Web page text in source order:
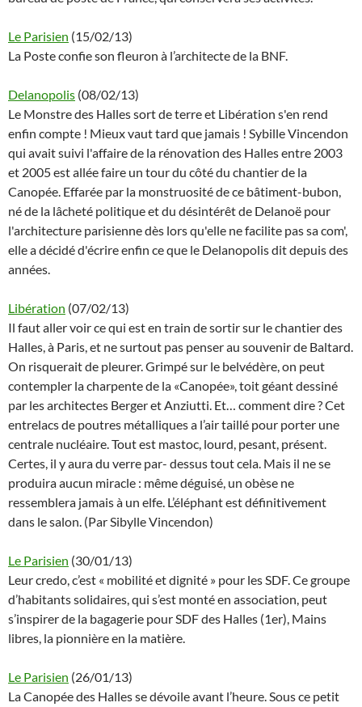
Le Parisien (15/02/13)
La Poste confie son fleuron à l’architecte de la BNF.
Delanopolis (08/02/13)
Le Monstre des Halles sort de terre et Libération s'en rend
enfin compte ! Mieux vaut tard que jamais ! Sybille Vincendon
qui avait suivi l'affaire de la rénovation des Halles entre 2003
et 2005 est allée faire un tour du côté du chantier de la
Canopée. Effarée par la monstruosité de ce bâtiment-bubon,
né de la lâcheté politique et du désintérêt de Delanoë pour
l'architecture parisienne dès lors qu'elle ne facilite pas sa com',
elle a décidé d'écrire enfin ce que le Delanopolis dit depuis des
années.
Libération (07/02/13)
Il faut aller voir ce qui est en train de sortir sur le chantier des
Halles, à Paris, et ne surtout pas penser au souvenir de Baltard.
On risquerait de pleurer. Grimpé sur le belvédère, on peut
contempler la charpente de la «Canopée», toit géant dessiné
par les architectes Berger et Anziutti. Et… comment dire ? Cet
entrelacs de poutres métalliques a l’air taillé pour porter une
centrale nucléaire. Tout est mastoc, lourd, pesant, présent.
Certes, il y aura du verre par- dessus tout cela. Mais il ne se
produira aucun miracle : même déguisé, un obèse ne
ressemblera jamais à un elfe. L’éléphant est définitivement
dans le salon. (Par Sibylle Vincendon)
Le Parisien (30/01/13)
Leur credo, c’est « mobilité et dignité » pour les SDF. Ce groupe
d’habitants solidaires, qui s’est monté en association, peut
s’inspirer de la bagagerie pour SDF des Halles (1er), Mains
libres, la pionnière en la matière.
Le Parisien (26/01/13)
La Canopée des Halles se dévoile avant l’heure. Sous ce petit